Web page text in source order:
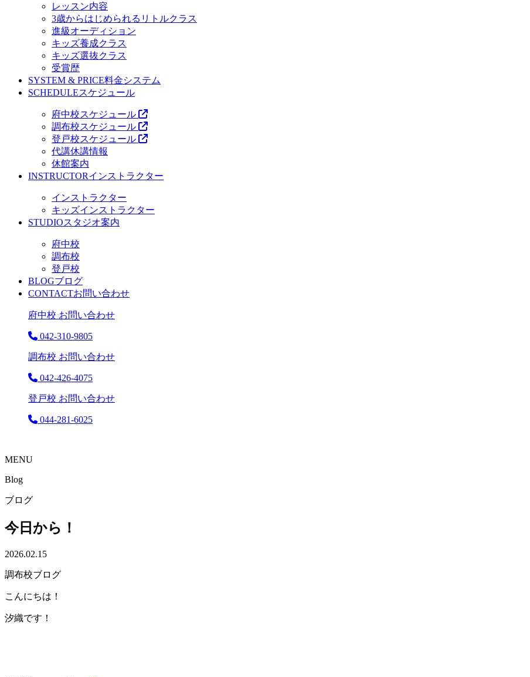
レッスン内容
3歳からはじめられるリトルクラス
進級オーディション
キッズ養成クラス
キッズ選抜クラス
受賞歴
SYSTEM & PRICE料金システム
SCHEDULEスケジュール
府中校スケジュール
調布校スケジュール
登戸校スケジュール
代講休講情報
休館案内
INSTRUCTORインストラクター
インストラクター
キッズインストラクター
STUDIOスタジオ案内
府中校
調布校
登戸校
BLOGブログ
CONTACTお問い合わせ
府中校 お問い合わせ
042-310-9805
調布校 お問い合わせ
042-426-4075
登戸校 お問い合わせ
044-281-6025
MENU
Blog
ブログ
今日から！
2026.02.15
調布校ブログ
こんにちは！
汐織です！